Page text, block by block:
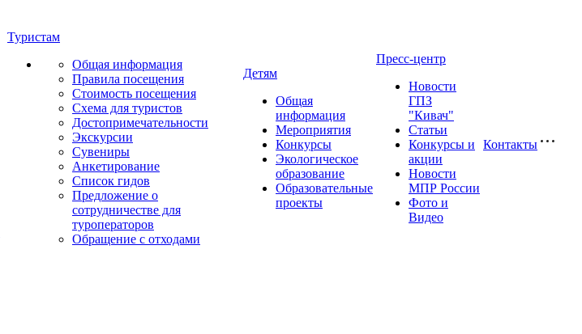
Туристам
Общая информация
Правила посещения
Стоимость посещения
Схема для туристов
Достопримечательности
Экскурсии
Сувениры
Анкетирование
Список гидов
Предложение о
сотрудничестве для
туроператоров
Обращение с отходами
Детям
Общая
информация
Мероприятия
Конкурсы
Экологическое
образование
Образовательные
проекты
Пресс-центр
Новости
ГПЗ
"Кивач"
Статьи
Конкурсы и
акции
Новости
МПР России
Фото и
Видео
Контакты